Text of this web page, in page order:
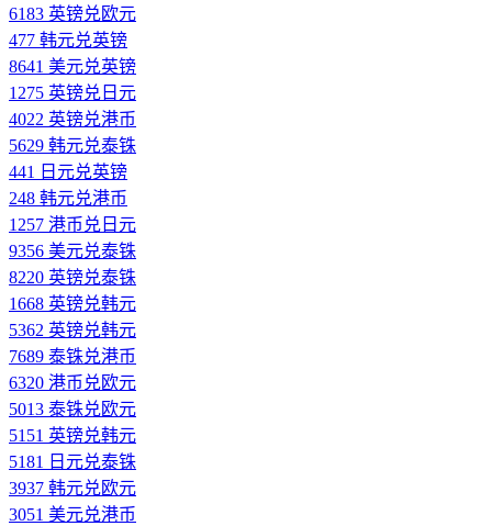
6183 英镑兑欧元
477 韩元兑英镑
8641 美元兑英镑
1275 英镑兑日元
4022 英镑兑港币
5629 韩元兑泰铢
441 日元兑英镑
248 韩元兑港币
1257 港币兑日元
9356 美元兑泰铢
8220 英镑兑泰铢
1668 英镑兑韩元
5362 英镑兑韩元
7689 泰铢兑港币
6320 港币兑欧元
5013 泰铢兑欧元
5151 英镑兑韩元
5181 日元兑泰铢
3937 韩元兑欧元
3051 美元兑港币